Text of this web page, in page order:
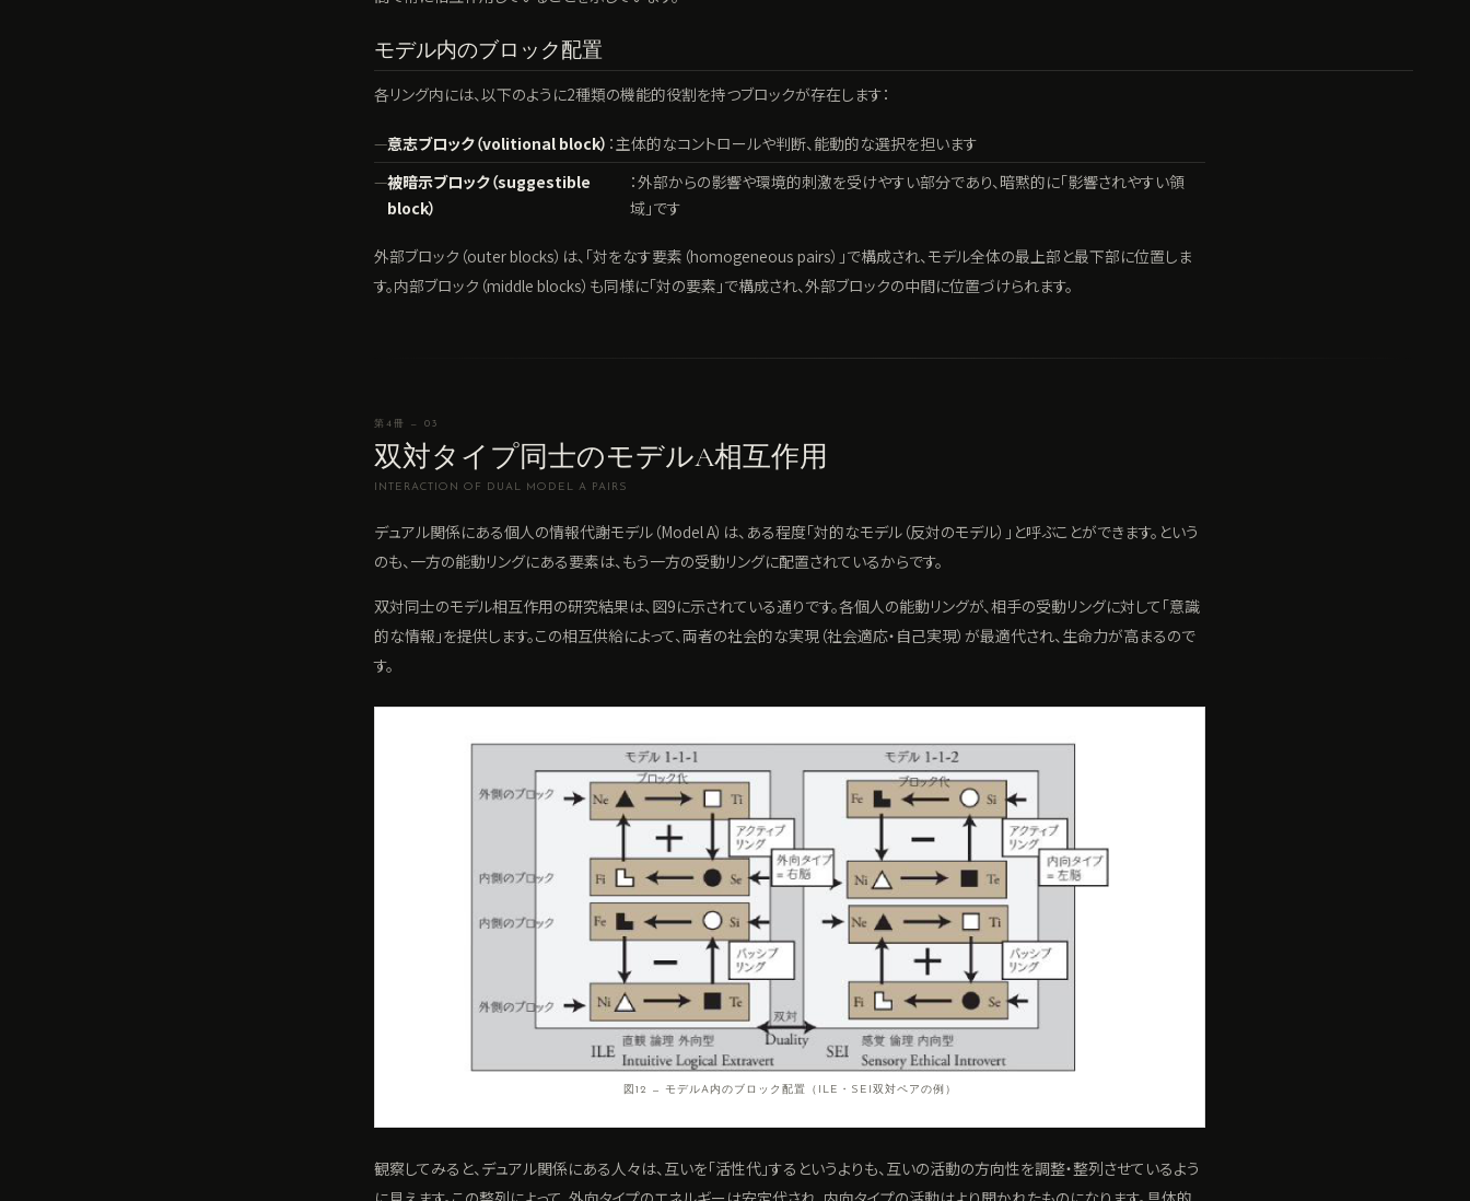
モデル内のブロック配置
各リング内には、以下のように2種類の機能的役割を持つブロックが存在します：
意志ブロック（volitional block） ：主体的なコントロールや判断、能動的な選択を担います
被暗示ブロック（suggestible
block）
：外部からの影響や環境的刺激を受けやすい部分であり、暗黙的に「影響されやすい領
域」です
外部ブロック（outer blocks）は、「対をなす要素（homogeneous pairs）」で構成され、モデル全体の最上部と最下部に位置しま
す。内部ブロック（middle blocks）も同様に「対の要素」で構成され、外部ブロックの中間に位置づけられます。
第4冊 — 03
双対タイプ同士のモデルA相互作用
INTERACTION OF DUAL MODEL A PAIRS
デュアル関係にある個人の情報代謝モデル（Model A）は、ある程度「対的なモデル（反対のモデル）」と呼ぶことができます。という
のも、一方の能動リングにある要素は、もう一方の受動リングに配置されているからです。
双対同士のモデル相互作用の研究結果は、図9に示されている通りです。各個人の能動リングが、相手の受動リングに対して「意識
的な情報」を提供します。この相互供給によって、両者の社会的な実現（社会適応・自己実現）が最適代され、生命力が高まるので
す。
図12 — モデルA内のブロック配置（ILE・SEI双対ペアの例）
観察してみると、デュアル関係にある人々は、互いを「活性代」するというよりも、互いの活動の方向性を調整・整列させているよう